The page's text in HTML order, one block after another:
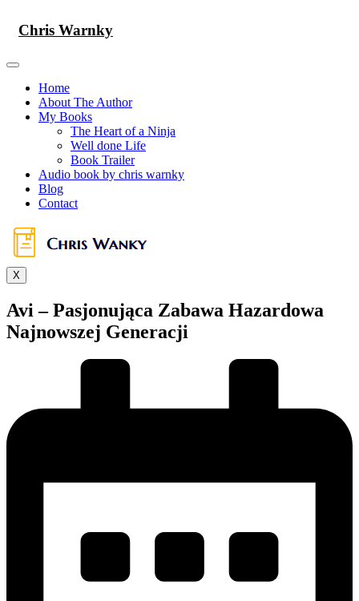
content
Chris Warnky
Home
About The Author
My Books
The Heart of a Ninja
Well done Life
Book Trailer
Audio book by chris warnky
Blog
Contact
X
Avi – Pasjonująca Zabawa Hazardowa
Najnowszej Generacji